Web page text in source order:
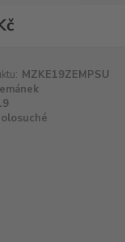
MZKE19ZEMPSU